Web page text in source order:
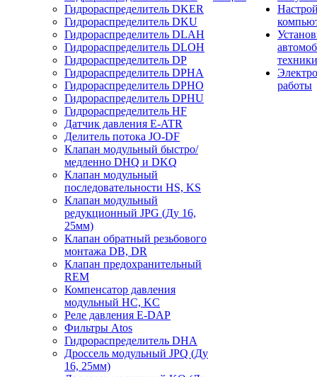
Гидрораспределитель DKER
Гидрораспределитель DKU
Гидрораспределитель DLAH
Гидрораспределитель DLOH
Гидрораспределитель DP
Гидрораспределитель DPHA
Гидрораспределитель DPHO
Гидрораспределитель DPHU
Гидрораспределитель HF
Датчик давления E-ATR
Делитель потока JO-DF
Клапан модульный быстро/
медленно DHQ и DKQ
Клапан модульный
последовательности HS, KS
Клапан модульный
редукционный JPG (Ду 16,
25мм)
Клапан обратный резьбового
монтажа DB, DR
Клапан предохранительный
REM
Компенсатор давления
модульный HC, KC
Реле давления E-DAP
Фильтры Atos
Гидрораспределитель DHA
Дроссель модульный JPQ (Ду
16, 25мм)
техники
работы